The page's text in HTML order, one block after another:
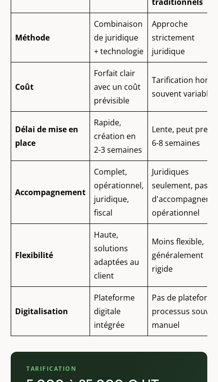
Méthode
Combinaison
de juridique
+ technologie
Approche
strictement
juridique
Coût
Forfait clair
avec un coût
prévisible
Tarification
souvent variable
Délai de mise en
place
Rapide,
création en
2-3 semaines
Lente, peut
6-8 semaines
Accompagnement
Complet,
opérationnel,
juridique,
fiscal
Juridiques
seulement, pas
opérationnel
Flexibilité
Haute,
solutions
adaptées au
client
Moins flexible,
généralement
rigide
Digitalisation
Plateforme
digitale
intégrée
Pas de
processus
manuel
TARIFICATION